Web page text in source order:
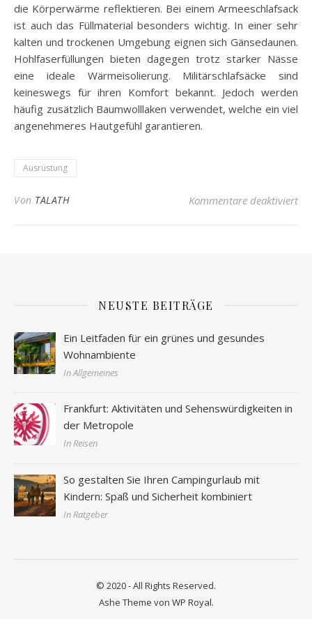
die Körperwärme reflektieren. Bei einem Armeeschlafsack
ist auch das Füllmaterial besonders wichtig. In einer sehr
kalten und trockenen Umgebung eignen sich Gänsedaunen.
Hohlfaserfüllungen bieten dagegen trotz starker Nässe
eine ideale Wärmeisolierung. Militärschlafsäcke sind
keineswegs für ihren Komfort bekannt. Jedoch werden
häufig zusätzlich Baumwolllaken verwendet, welche ein viel
angenehmeres Hautgefühl garantieren.
Ausrüstung
Von TALATH Kommentare deaktiviertfür
NEUSTE BEITRÄGE
Ein Leitfaden für ein grünes und gesundes
Wohnambiente
In Allgemeines
Frankfurt: Aktivitäten und Sehenswürdigkeiten in
der Metropole
In Reisen
So gestalten Sie Ihren Campingurlaub mit
Kindern: Spaß und Sicherheit kombiniert
In Ratgeber
© 2020 - All Rights Reserved.
Ashe Theme von WP Royal.